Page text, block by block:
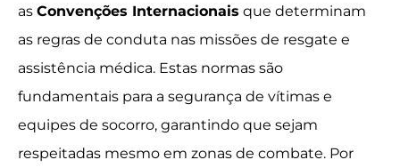
as Convenções Internacionais que determinam
as regras de conduta nas missões de resgate e
assistência médica. Estas normas são
fundamentais para a segurança de vítimas e
equipes de socorro, garantindo que sejam
respeitadas mesmo em zonas de combate. Por